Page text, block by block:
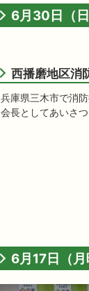
6月30日（日
西播磨地区消
兵庫県三木市で消
会長としてあいさつ
6月17日（月